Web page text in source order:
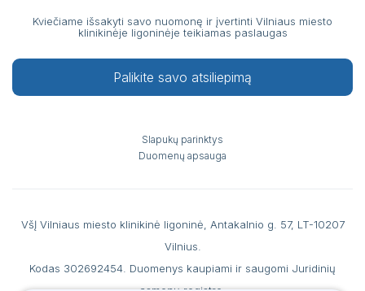
Kviečiame išsakyti savo nuomonę ir įvertinti Vilniaus miesto
klinikinėje ligoninėje teikiamas paslaugas
Palikite savo atsiliepimą
Slapukų parinktys
Duomenų apsauga
VšĮ Vilniaus miesto klinikinė ligoninė, Antakalnio g. 57, LT-10207
Vilnius.
Kodas 302692454. Duomenys kaupiami ir saugomi Juridinių